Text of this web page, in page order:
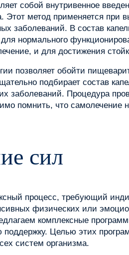
собой внутривенное
Этот метод применяется
заболеваний. В состав
нормального
и для достижения
позволяет обойти
подбирает состав
заболеваний. Процедура
помнить, что самолечение
сил
процесс, требующий
физических или
комплексные
Целью этих
систем организма.